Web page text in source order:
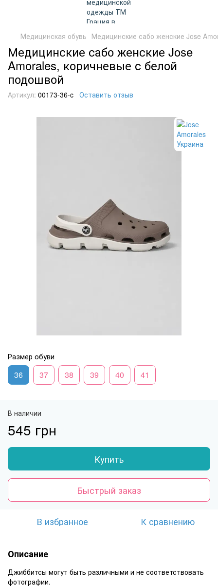
Медицинская обувь Медицинские сабо женские Jose
Медицинские сабо женские Jose
Amorales, коричневые с белой
подошвой
Артикул: 00173-36-c Оставить отзыв
Размер обуви
36 37 38 39 40 41
В наличии
545 грн
Купить
Быстрый заказ
В избранное К сравнению
Описание
Джиббитсы могут быть различными и не соответствовать
фотографии.